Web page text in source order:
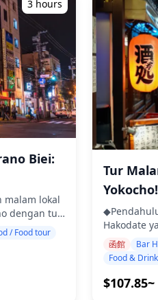
3 hours
Biei:
lokal
dengan tur
tiga
di area
lokal yang
/ Food tour
Tur
Yokocho!
Hakodate
yang
Yokocho
menikmati
函館 Bar
Food &
$107.85~